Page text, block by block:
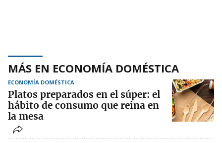
MÁS EN ECONOMÍA DOMÉSTICA
ECONOMÍA DOMÉSTICA
Platos preparados en el súper: el
hábito de consumo que reina en
la mesa